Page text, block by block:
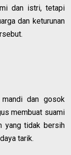
dan istri, tetapi
dan keturunan
dan gosok
membuat suami
yang tidak bersih
tarik.